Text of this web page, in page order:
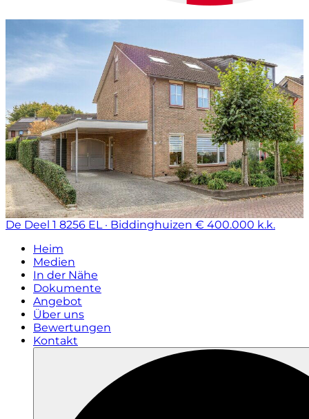
De Deel 1 8256 EL · Biddinghuizen € 400.000 k.k.
Heim
Medien
In der Nähe
Dokumente
Angebot
Über uns
Bewertungen
Kontakt